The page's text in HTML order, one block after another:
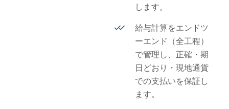
します。
給与計算をエンドツ
ーエンド（全工程）
で管理し、正確・期
日どおり・現地通貨
での支払いを保証し
ます。